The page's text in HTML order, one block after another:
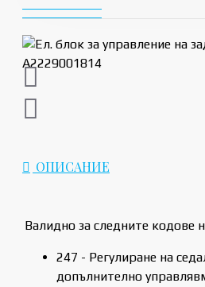
ОПИСАНИЕ
Валидно за следните кодове
247 - Регулиране на
допълнително